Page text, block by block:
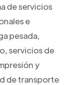
de servicios
e
pesada,
servicios de
y
de transporte